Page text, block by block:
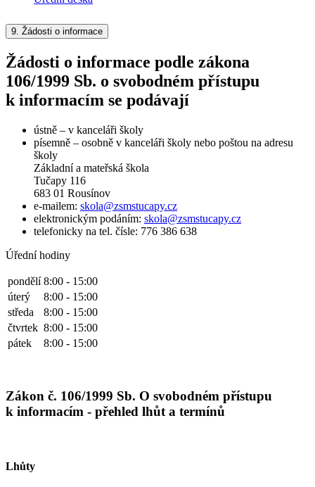
9. Žádosti o informace
Žádosti o informace podle zákona
106/1999 Sb. o svobodném přístupu
k informacím se podávají
ústně – v kanceláři školy
písemně – osobně v kanceláři školy nebo poštou na adresu
školy
Základní a mateřská škola
Tučapy 116
683 01 Rousínov
e-mailem: skola@zsmstucapy.cz
elektronickým podáním: skola@zsmstucapy.cz
telefonicky na tel. čísle: 776 386 638
Úřední hodiny
pondělí 8:00 - 15:00
úterý
8:00 - 15:00
středa
8:00 - 15:00
čtvrtek 8:00 - 15:00
pátek
8:00 - 15:00
Zákon č. 106/1999 Sb. O svobodném přístupu
k informacím - přehled lhůt a termínů
Lhůty